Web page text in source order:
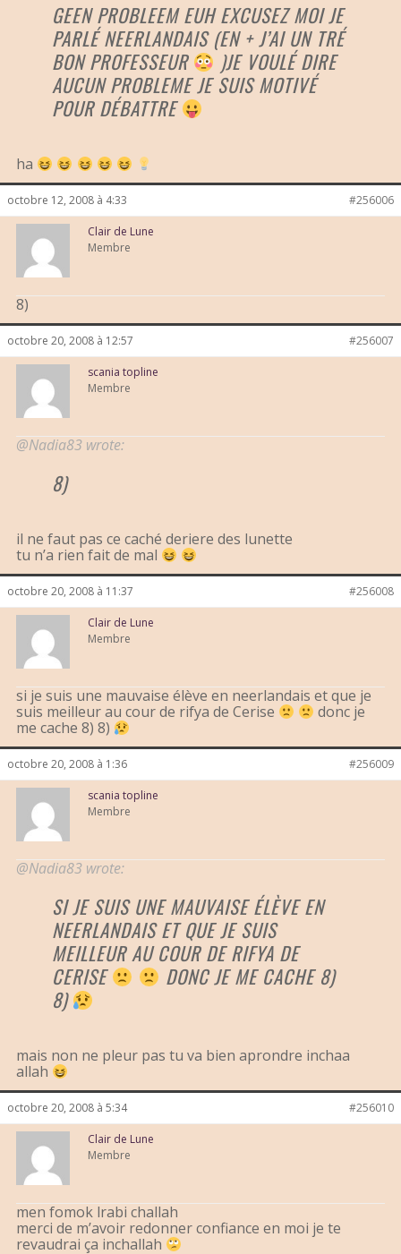
GEEN PROBLEEM EUH EXCUSEZ MOI JE
PARLÉ NEERLANDAIS (EN + J’AI UN TRÉ
BON PROFESSEUR
)JE VOULÉ DIRE
AUCUN PROBLEME JE SUIS MOTIVÉ
POUR DÉBATTRE
ha
octobre 12, 2008 à 4:33 #256006
Clair de Lune
Membre
8)
octobre 20, 2008 à 12:57 #256007
scania topline
Membre
@Nadia83 wrote:
8)
il ne faut pas ce caché deriere des lunette
tu n’a rien fait de mal
octobre 20, 2008 à 11:37 #256008
Clair de Lune
Membre
si je suis une mauvaise élève en neerlandais et que je
suis meilleur au cour de rifya de Cerise
donc je
me cache 8) 8)
octobre 20, 2008 à 1:36 #256009
scania topline
Membre
@Nadia83 wrote:
SI JE SUIS UNE MAUVAISE ÉLÈVE EN
NEERLANDAIS ET QUE JE SUIS
MEILLEUR AU COUR DE RIFYA DE
CERISE
DONC JE ME CACHE 8)
8)
mais non ne pleur pas tu va bien aprondre inchaa
allah
octobre 20, 2008 à 5:34 #256010
Clair de Lune
Membre
men fomok lrabi challah
merci de m’avoir redonner confiance en moi je te
revaudrai ça inchallah